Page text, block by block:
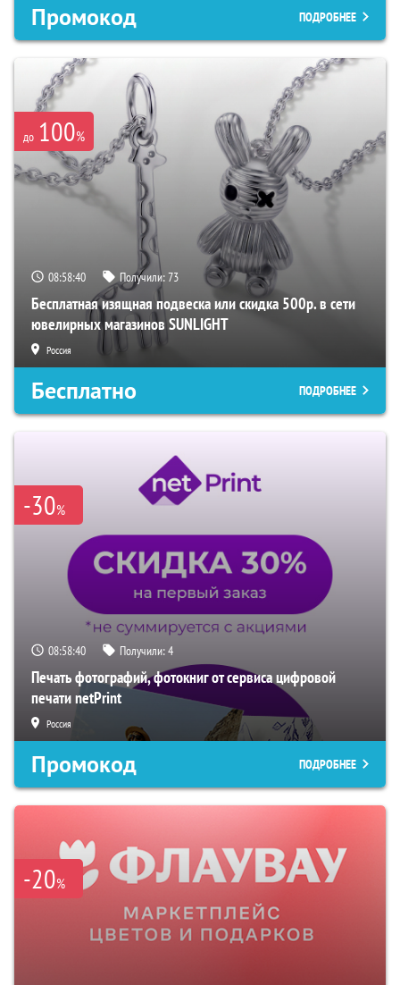
Промокод ПОДРОБНЕЕ
до 100%
08:58:39 Получили:73
Бесплатная изящная подвеска или скидка 500р. в сети
ювелирных магазинов SUNLIGHT
Россия
Бесплатно ПОДРОБНЕЕ
-30%
08:58:39 Получили:4
Печать фотографий, фотокниг от сервиса цифровой
печати netPrint
Россия
Промокод ПОДРОБНЕЕ
-20%